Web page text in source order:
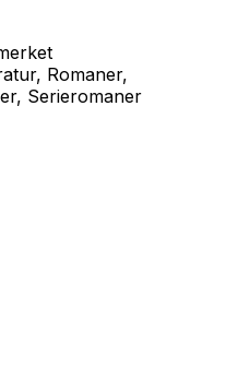
Romaner,
Serieromaner